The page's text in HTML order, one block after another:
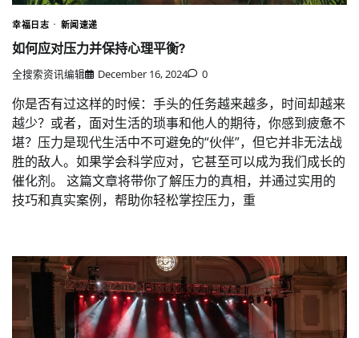
幸福日志 新闻速递
如何应对压力并保持心理平衡?
全搜索资讯编辑 December 16, 2024 0
你是否有过这样的时候：手头的任务越来越多，时间却越来
越少？或者，面对生活的琐事和他人的期待，你感到疲惫不
堪？压力是现代生活中不可避免的“伙伴”，但它并非无法战
胜的敌人。如果学会科学应对，它甚至可以成为我们成长的
催化剂。 这篇文章将带你了解压力的真相，并通过实用的
技巧和真实案例，帮助你轻松掌控压力，重